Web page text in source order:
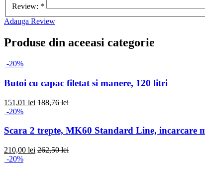
Review: *
Adauga Review
Produse din aceeasi categorie
-20%
Butoi cu capac filetat si manere, 120 litri
151,01 lei 188,76 lei
-20%
Scara 2 trepte, MK60 Standard Line, incarcare
210,00 lei 262,50 lei
-20%